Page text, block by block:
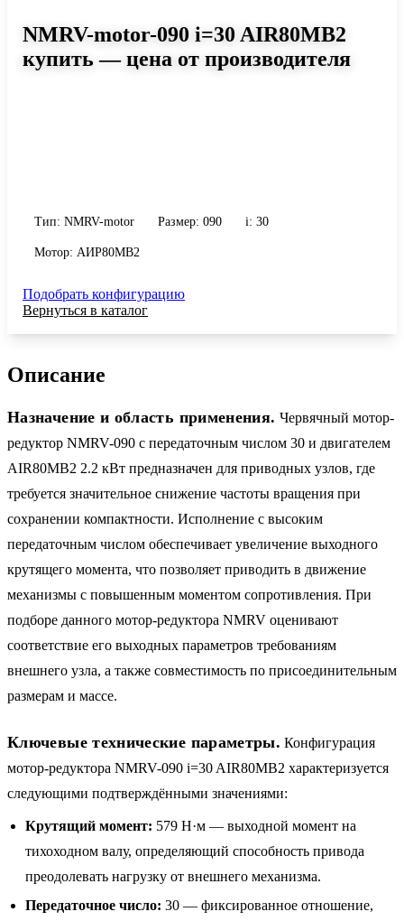
NMRV-motor-090 i=30 AIR80MB2
купить — цена от производителя
Тип: NMRV-motor Размер: 090 i: 30
Мотор: АИР80MB2
Подобрать конфигурацию
Вернуться в каталог
Описание
Назначение и область применения. Червячный мотор-
редуктор NMRV-090 с передаточным числом 30 и двигателем
AIR80MB2 2.2 кВт предназначен для приводных узлов, где
требуется значительное снижение частоты вращения при
сохранении компактности. Исполнение с высоким
передаточным числом обеспечивает увеличение выходного
крутящего момента, что позволяет приводить в движение
механизмы с повышенным моментом сопротивления. При
подборе данного мотор-редуктора NMRV оценивают
соответствие его выходных параметров требованиям
внешнего узла, а также совместимость по присоединительным
размерам и массе.
Ключевые технические параметры. Конфигурация
мотор-редуктора NMRV-090 i=30 AIR80MB2 характеризуется
следующими подтверждёнными значениями:
Крутящий момент: 579 Н·м — выходной момент на
тихоходном валу, определяющий способность привода
преодолевать нагрузку от внешнего механизма.
Передаточное число: 30 — фиксированное отношение,